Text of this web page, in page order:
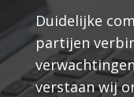
Duidelijke
partijen
verstaan wij